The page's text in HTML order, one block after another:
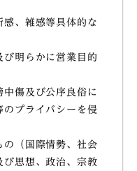
、雑感等具体的な
明らかに営業目的
傷及び公序良俗に
のプライバシーを侵
の（国際情勢、社会
び思想、政治、宗教